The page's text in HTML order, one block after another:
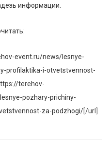
информации.
event.ru/news/lesnye-
profilaktika-i-otvetstvennost-
terehov-
pozhary-prichiny-
za-podzhogi/[/url]